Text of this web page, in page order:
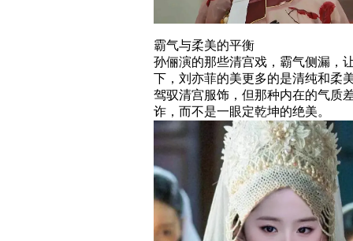
霸气与柔美的平衡
孙俪演的那些清宫戏，霸气侧漏，
下，刘亦菲的美更多的是清纯和柔
驾驭清宫服饰，但那种内在的气质
诈，而不是一眼定乾坤的绝美。